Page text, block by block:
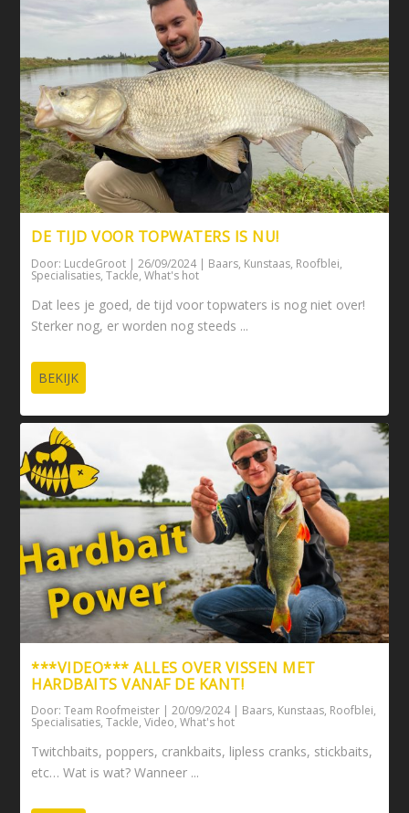
DE TIJD VOOR TOPWATERS IS NU!
Door: LucdeGroot |26/09/2024 | Baars, Kunstaas, Roofblei,
Specialisaties,Tackle,What's hot
Dat lees je goed, de tijd voor topwaters is nog niet over!
Sterker nog, er worden nog steeds ...
BEKIJK
***VIDEO*** ALLES OVER VISSEN MET
HARDBAITS VANAF DE KANT!
Door:Team Roofmeister |20/09/2024 | Baars, Kunstaas, Roofblei,
Specialisaties,Tackle,Video,What's hot
Twitchbaits, poppers, crankbaits, lipless cranks, stickbaits,
etc… Wat is wat? Wanneer ...